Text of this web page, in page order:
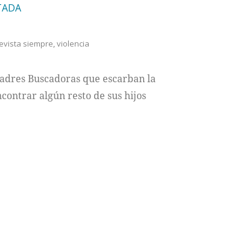
siempre,violencia
Buscadoras que escarban la
algún resto de sus hijos